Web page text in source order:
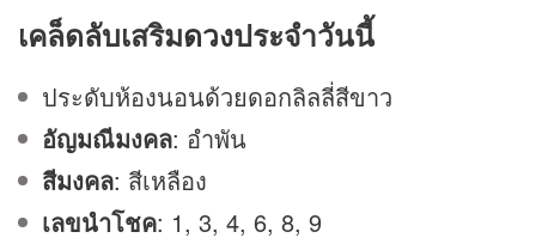
เคล็ดลับเสริมดวงประจำวันนี้
ประดับห้องนอนด้วยดอกลิลลี่สีขาว
อัญมณีมงคล: อำพัน
สีมงคล: สีเหลือง
เลขนำโชค: 1, 3, 4, 6, 8, 9